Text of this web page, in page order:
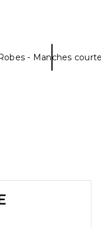
- Manches